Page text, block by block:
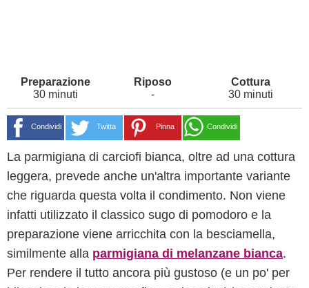
30 minuti - 30 minuti
Condividi Twitta Pinna Condividi
La parmigiana di carciofi bianca, oltre ad una cottura
leggera, prevede anche un'altra importante variante
che riguarda questa volta il condimento. Non viene
infatti utilizzato il classico sugo di pomodoro e la
preparazione viene arricchita con la besciamella,
similmente alla parmigiana di melanzane bianca.
Per rendere il tutto ancora più gustoso (e un po' per